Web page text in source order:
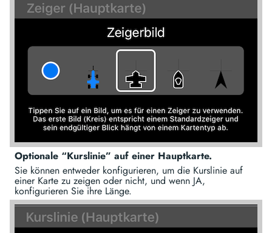
Optionale “Kurslinie” auf einer Hauptkarte.
Sie können entweder konfigurieren, um die Kurslinie auf
einer Karte zu zeigen oder nicht, und wenn JA,
konfigurieren Sie ihre Länge.